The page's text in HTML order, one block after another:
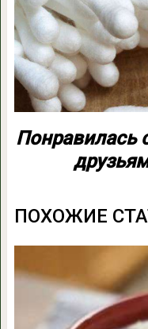
Понравилась
ПОХОЖИЕ